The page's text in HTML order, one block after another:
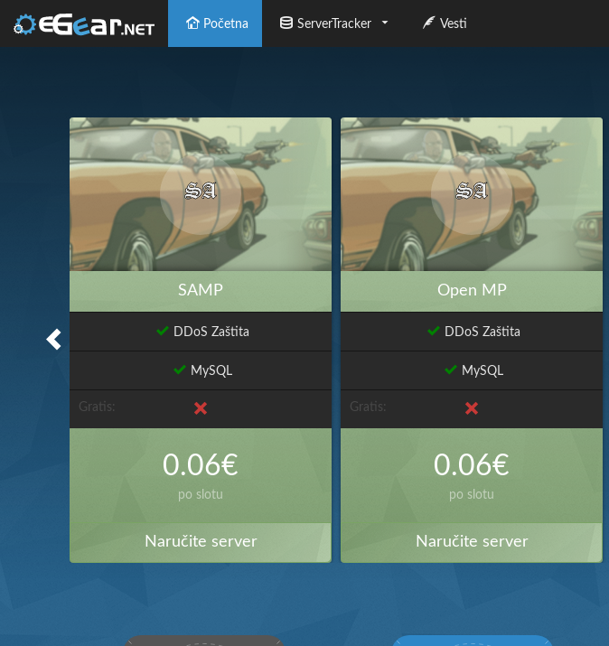
Početna ServerTracker Vesti
SAMP
DDoS Zaštita
MySQL
Gratis:
0.06€
po slotu
Naručite server
Open MP
DDoS Zaštita
MySQL
Gratis:
0.06€
po slotu
Naručite server